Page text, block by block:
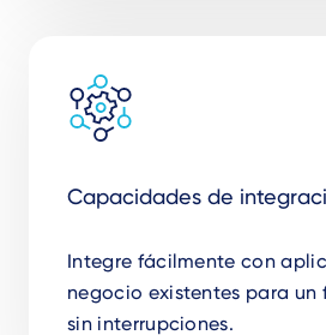
Capacidades de
Integre fácilmente con
negocio existentes para un
sin interrupciones.